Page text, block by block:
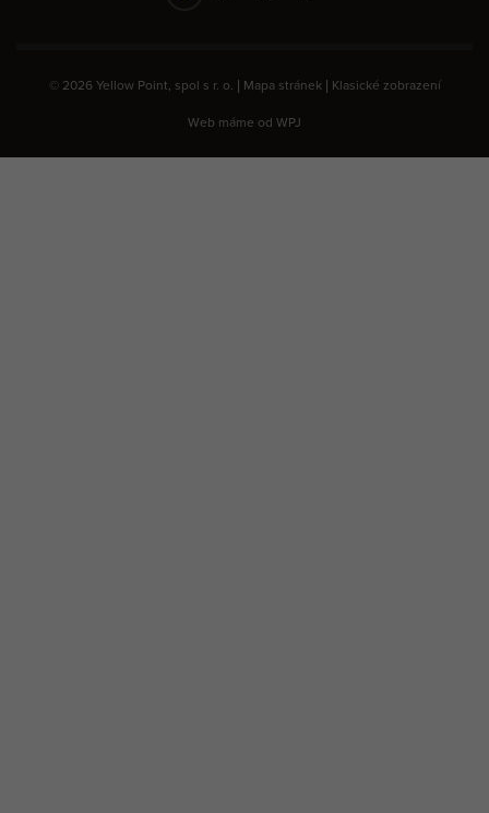
© 2026 Yellow Point, spol s r. o. | Mapa stránek| Klasické zobrazení
Web máme od WPJ